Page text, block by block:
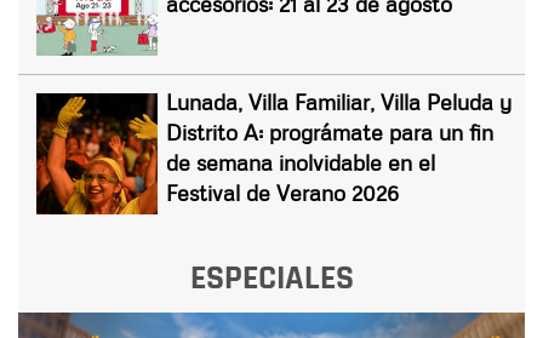
Lunada, Villa Familiar, Villa Peluda y
Distrito A: prográmate para un fin
de semana inolvidable en el
Festival de Verano 2026
ESPECIALES